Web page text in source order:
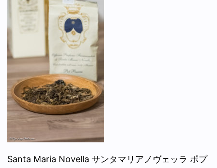
Santa Maria Novella サンタマリアノヴェッラ ポプ